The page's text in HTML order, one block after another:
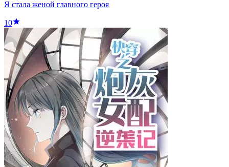
Я стала женой главного героя
10